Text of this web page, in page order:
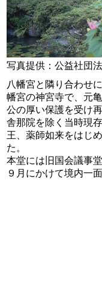
写真提供：公益社団
八幡宮と隣り合わせ
幡宮の神宮寺で、元
公の厚い保護を受け
舎那院を除く当時現
王、薬師如来をはじ
た。
本堂には旧国会議事
９月にかけて境内一